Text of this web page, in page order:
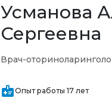
Усманова
Сергеевна
Врач-
Опыт работы 17 лет